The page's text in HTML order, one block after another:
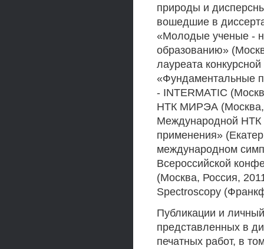
природы и
вошедшие в
«Молодые ученые -
образованию»
лауреата
«Фундаментальные
- INTERMATIC
НТК МИРЭА (Москва,
Международной НТК
применения»
международном
Всероссийской
(Москва, Россия,
Spectroscopy
Публикации и
представленных в
печатных работ, в